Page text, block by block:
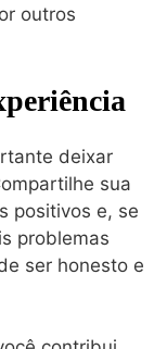
outros
deixar
sua
positivos e, se
problemas
ser honesto e